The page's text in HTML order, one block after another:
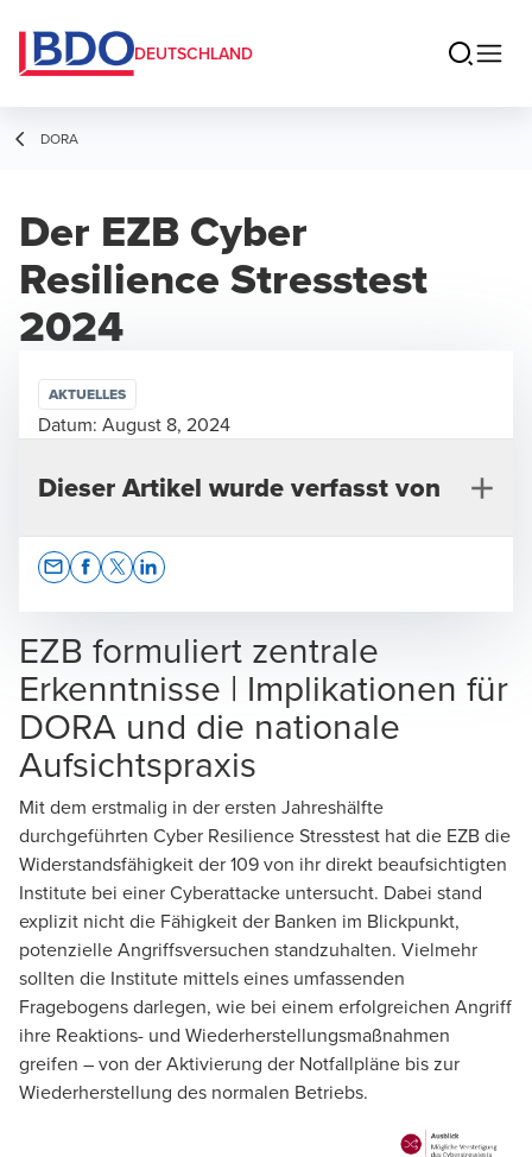
DEUTSCHLAND
DORA
Der EZB Cyber
Resilience Stresstest
2024
EZB formuliert zentrale
Erkenntnisse | Implikationen für
DORA und die nationale
Aufsichtspraxis
Mit dem erstmalig in der ersten Jahreshälfte
durchgeführten Cyber Resilience Stresstest hat die EZB die
Widerstandsfähigkeit der 109 von ihr direkt beaufsichtigten
Institute bei einer Cyberattacke untersucht. Dabei stand
explizit nicht die Fähigkeit der Banken im Blickpunkt,
potenzielle Angriffsversuchen standzuhalten. Vielmehr
sollten die Institute mittels eines umfassenden
Fragebogens darlegen, wie bei einem erfolgreichen Angriff
ihre Reaktions- und Wiederherstellungsmaßnahmen
greifen – von der Aktivierung der Notfallpläne bis zur
Wiederherstellung des normalen Betriebs.
AKTUELLES
Datum: August 8, 2024
Dieser Artikel wurde verfasst von
Matthias Oßmann
Partner, Advisory, BDO DIGITAL GmbH
Dr. Thomas Roediger-Schluga
Direktor, BDO DIGITAL GmbH